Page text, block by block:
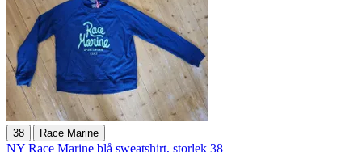
38 | Race Marine
NY Race Marine blå sweatshirt, storlek 38